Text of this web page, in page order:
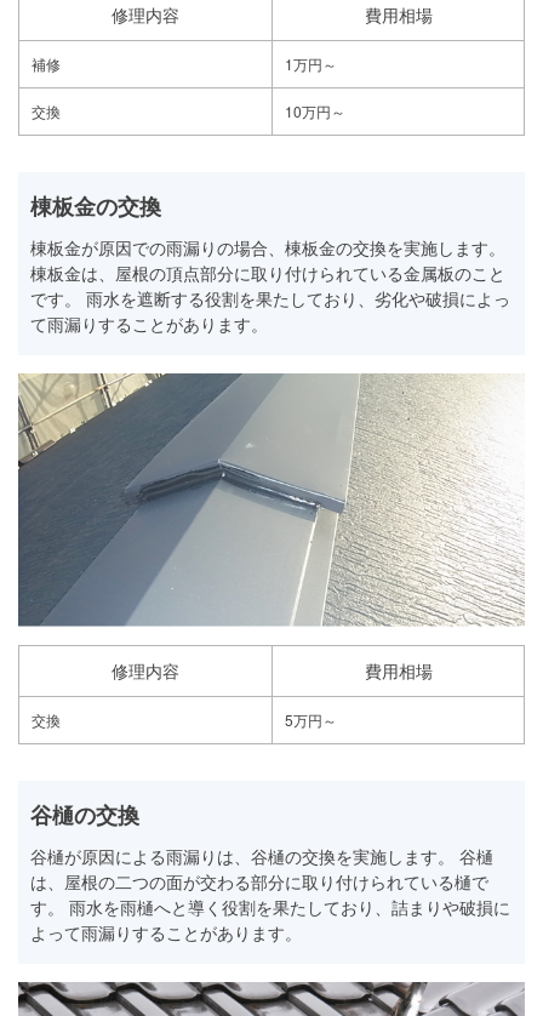
修理内容 費用相場
補修 1万円～
交換 10万円～
棟板金の交換
棟板金が原因での雨漏りの場合、棟板金の交換を実施します。
棟板金は、屋根の頂点部分に取り付けられている金属板のこと
です。 雨水を遮断する役割を果たしており、劣化や破損によっ
て雨漏りすることがあります。
修理内容 費用相場
交換 5万円～
谷樋の交換
谷樋が原因による雨漏りは、谷樋の交換を実施します。 谷樋
は、屋根の二つの面が交わる部分に取り付けられている樋で
す。 雨水を雨樋へと導く役割を果たしており、詰まりや破損に
よって雨漏りすることがあります。